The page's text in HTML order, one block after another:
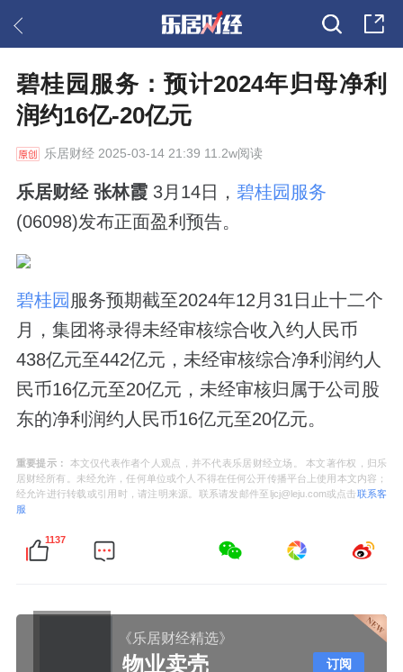
碧桂园服务：预计2024年归母净利
润约16亿-20亿元
乐居财经2025-03-14 21:39 11.2w阅读
乐居财经 张林霞3月14日， 碧桂园服务
(06098)发布正面盈利预告。
碧桂园 服务预期截至2024年12月31日止十二个
月，集团将录得未经审核综合收入约人民币
438亿元至442亿元，未经审核综合净利润约人
民币16亿元至20亿元，未经审核归属于公司股
东的净利润约人民币16亿元至20亿元。
重要提示：
本文仅代表作者个人观点，并不代表乐居财经立场。 本文著作权，归乐
居财经所有。未经允许，任何单位或个人不得在任何公开传播平台上使用本文内容；
经允许进行转载或引用时，请注明来源。联系请发邮件至ljcj@leju.com或点击联系客
服
1137
《乐居财经精选》
物业卖壳 订阅